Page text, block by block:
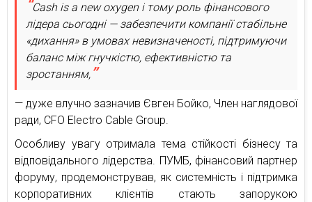
Cash is a new oxygen і тому роль фінансового
лідера сьогодні — забезпечити компанії стабільне
«дихання» в умовах невизначеності, підтримуючи
баланс між гнучкістю, ефективністю та
зростанням,
— дуже влучно зазначив Євген Бойко, Член наглядової
ради, CFO Electro Cable Group.
Особливу увагу отримала тема стійкості бізнесу та
відповідального лідерства. ПУМБ, фінансовий партнер
форуму, продемонстрував, як системність і підтримка
корпоративних клієнтів стають запорукою